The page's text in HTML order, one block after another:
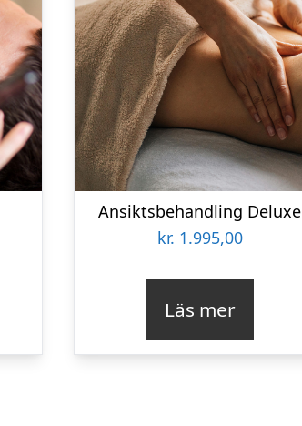
Ansiktsbehandling Deluxe
kr. 1.995,00
Läs mer